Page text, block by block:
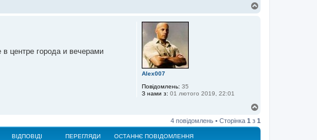
Alex007
Повідомлень: 35
З нами з: 01 лютого 2019, 22:01
центре города и вечерами
г
о
4 повідомлень • Сторінка 1 з 1
ВІДПОВІДІ ПЕРЕГЛЯДИ ОСТАННЄ ПОВІДОМЛЕННЯ